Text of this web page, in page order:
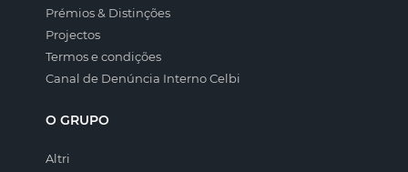
Prémios & Distinções
Projectos
Termos e condições
Canal de Denúncia Interno Celbi
O GRUPO
Altri